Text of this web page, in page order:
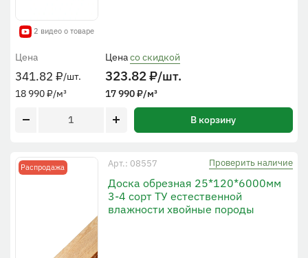
2 видео о товаре
Цена
341.82 ₽/шт.
18 990₽/м³
Ценасо скидкой
323.82₽/шт.
17 990₽/м³
В корзину
Распродажа Арт.: 08557 Проверить наличие
Доска обрезная 25*120*6000мм
3-4 сорт ТУ естественной
влажности хвойные породы